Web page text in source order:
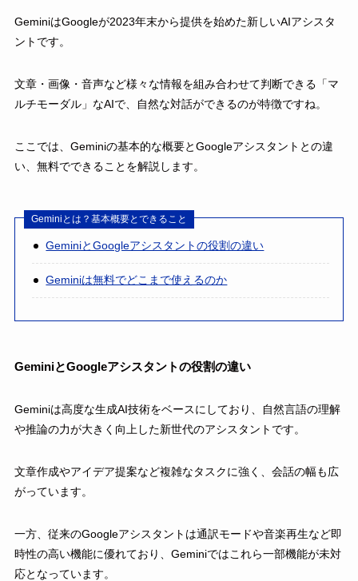
GeminiはGoogleが2023年末から提供を始めた新しいAIアシスタ
ントです。
文章・画像・音声など様々な情報を組み合わせて判断できる「マ
ルチモーダル」なAIで、自然な対話ができるのが特徴ですね。
ここでは、Geminiの基本的な概要とGoogleアシスタントとの違
い、無料でできることを解説します。
Geminiとは？基本概要とできること
GeminiとGoogleアシスタントの役割の違い
Geminiは無料でどこまで使えるのか
GeminiとGoogleアシスタントの役割の違い
Geminiは高度な生成AI技術をベースにしており、自然言語の理解
や推論の力が大きく向上した新世代のアシスタントです。
文章作成やアイデア提案など複雑なタスクに強く、会話の幅も広
がっています。
一方、従来のGoogleアシスタントは通訳モードや音楽再生など即
時性の高い機能に優れており、Geminiではこれら一部機能が未対
応となっています。